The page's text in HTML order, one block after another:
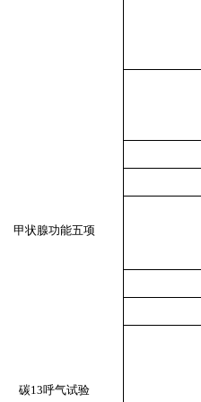
甲状腺功能五项
碳13呼气试验